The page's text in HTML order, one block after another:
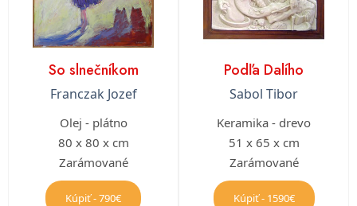
So slnečníkom
Franczak Jozef
Olej - plátno
80 x 80 x cm
Zarámované
Kúpiť - 790€
Podľa Dalího
Sabol Tibor
Keramika - drevo
51 x 65 x cm
Zarámované
Kúpiť - 1590€